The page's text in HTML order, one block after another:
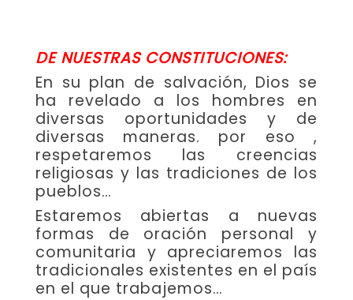
DE NUESTRAS CONSTITUCIONES:
En su plan de salvación, Dios se
ha revelado a los hombres en
diversas oportunidades y de
diversas maneras. por eso ,
respetaremos las creencias
religiosas y las tradiciones de los
pueblos…
Estaremos abiertas a nuevas
formas de oración personal y
comunitaria y apreciaremos las
tradicionales existentes en el país
en el que trabajemos…